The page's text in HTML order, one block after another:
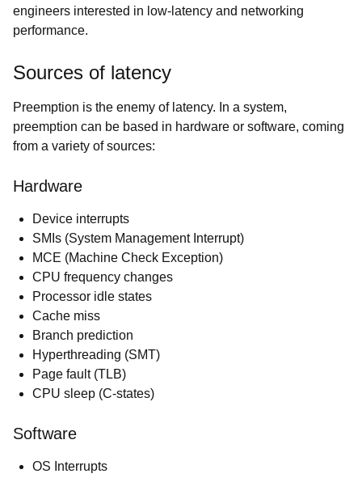
engineers interested in low-latency and networking
performance.
Sources of latency
Preemption is the enemy of latency. In a system,
preemption can be based in hardware or software, coming
from a variety of sources:
Hardware
Device interrupts
SMIs (System Management Interrupt)
MCE (Machine Check Exception)
CPU frequency changes
Processor idle states
Cache miss
Branch prediction
Hyperthreading (SMT)
Page fault (TLB)
CPU sleep (C-states)
Software
OS Interrupts